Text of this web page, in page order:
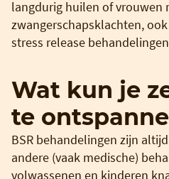
langdurig huilen of vrouwen
zwangerschapsklachten,
stress release
Wat kun je
te
BSR behandelingen zijn
andere (vaak medische)
volwassenen en kinderen